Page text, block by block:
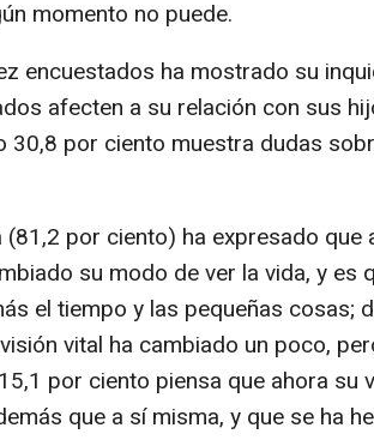
momento no puede.
encuestados ha mostrado su
afecten a su relación con sus
30,8 por ciento muestra dudas
(81,2 por ciento) ha expresado que
su modo de ver la vida, y es
el tiempo y las pequeñas cosas;
vital ha cambiado un poco,
por ciento piensa que ahora su
que a sí misma, y que se ha